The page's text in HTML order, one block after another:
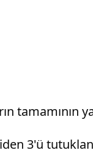
tamamının
3'ü